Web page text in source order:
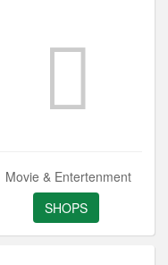
Movie & Entertenment
SHOPS